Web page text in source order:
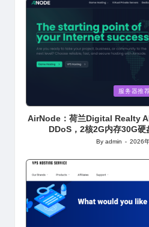
服务器推
AirNode：荷兰Digital Realty
DDoS，2核2G内存30G硬
Posted
Byadmin 2026